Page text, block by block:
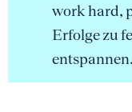
work hard,
Erfolge zu
entspannen.